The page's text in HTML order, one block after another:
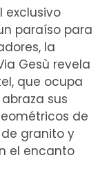
exclusivo
paraíso para
la
Gesù revela
que ocupa
sus
de
de granito y
el encanto